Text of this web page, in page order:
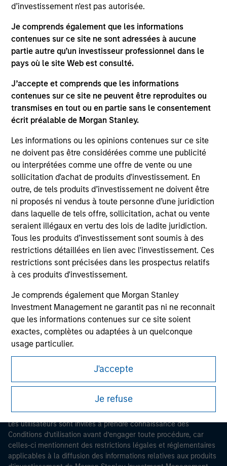
d’investissement n'est pas autorisée.
Je comprends également que les informations
contenues sur ce site ne sont adressées à aucune
partie autre qu’un investisseur professionnel dans le
pays où le site Web est consulté.
J’accepte et comprends que les informations
contenues sur ce site ne peuvent être reproduites ou
transmises en tout ou en partie sans le consentement
écrit préalable de Morgan Stanley.
Les informations ou les opinions contenues sur ce site
ne doivent pas être considérées comme une publicité
ou interprétées comme une offre de vente ou une
sollicitation d'achat de produits d'investissement. En
outre, de tels produits d’investissement ne doivent être
ni proposés ni vendus à toute personne d’une juridiction
dans laquelle de tels offre, sollicitation, achat ou vente
seraient illégaux en vertu des lois de ladite juridiction.
Tous les produits d’investissement sont soumis à des
restrictions détaillées en lien avec l'investissement. Ces
restrictions sont précisées dans les prospectus relatifs
à ces produits d'investissement.
Je comprends également que Morgan Stanley
Investment Management ne garantit pas ni ne reconnait
que les informations contenues sur ce site soient
exactes, complètes ou adaptées à un quelconque
usage particulier.
Morgan Stanley Investment Management impose des
obligations aux professionnels du secteur financier
pour prévenir l’utilisation détournée de fonds
d’investissement à des fins de blanchiment de capitaux,
y compris des procédures permettant l'identification
des abonnés et la réalisation de vérifications, ainsi que
d'autres contrôles de sécurité pertinents.
Je reconnais qu'aucune entité de Morgan Stanley
J'accepte
Je refuse
As of July 25, 2025. The above is provided for informational
and educational purposes only. There is no guarantee that
the investment mentioned resulted in positive performance
(for realized holdings), or will perform well in the future (for
current holdings). The trademarks and service marks above
on this website has not been authorized, sponsored, or
otherwise approved by such owners. By clicking on any
links shown here, you agree that you are navigating to a
third party site. We are providing these hyperlinks to you
only as a convenience and the inclusion of any hyperlink is
investigation, verification or monitoring by us of any
information contained in any hyperlinked site. In no event
shall we be responsible for the information contained on
the site or your use of such site.
Morgan Stanley
Morgan Stanley Careers
Les utilisateurs sont invités à prendre connaissance des
Conditions d’utilisation avant d’engager toute procédure, car
celles-ci mentionnent des restrictions légales et réglementaires
applicables à la diffusion des informations relatives aux produits